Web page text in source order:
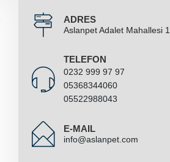
ADRES
Aslanpet Adalet Mahallesi
TELEFON
0232 999 97 97
05368344060
05522988043
E-MAIL
info@aslanpet.com